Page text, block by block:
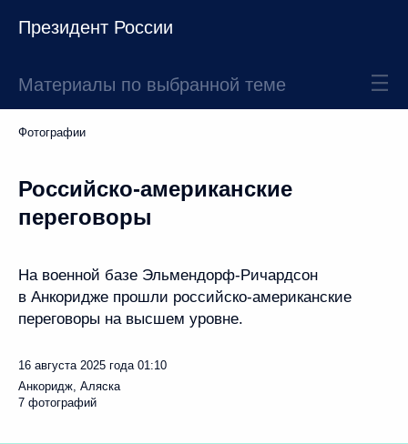
Президент России
Материалы по выбранной теме
Фотографии
Российско-американские
переговоры
На военной базе Эльмендорф-Ричардсон
в Анкоридже прошли российско-американские
переговоры на высшем уровне.
16 августа 2025 года 01:10
Анкоридж, Аляска
7 фотографий